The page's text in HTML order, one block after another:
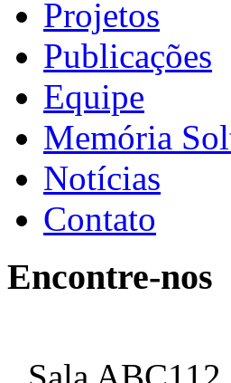
Projetos
Publicações
Equipe
Memória
Notícias
Contato
Encontre-nos